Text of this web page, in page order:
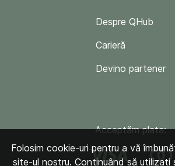
Despre QHub
Carieră
Devino partener
Acceptăm plata:
Folosim cookie-uri pentru a vă
site-ul nostru. Continuând să utilizați